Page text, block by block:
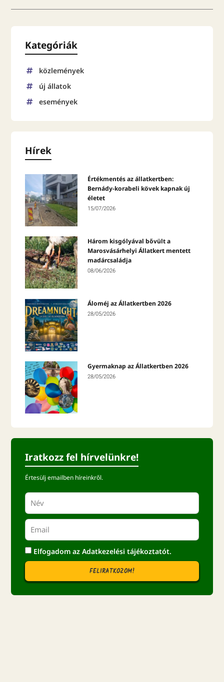
Kategóriák
közlemények
új állatok
események
Hírek
Értékmentés az állatkertben:
Bernády-korabeli kövek kapnak új
életet
15/07/2026
Három kisgólyával bővült a
Marosvásárhelyi Állatkert mentett
madárcsaládja
08/06/2026
Áloméj az Állatkertben 2026
28/05/2026
Gyermaknap az Állatkertben 2026
28/05/2026
Iratkozz fel hírvelünkre!
Értesülj emailben híreinkről.
Elfogadom azAdatkezelési tájékoztatót.
FELIRATKOZOM!